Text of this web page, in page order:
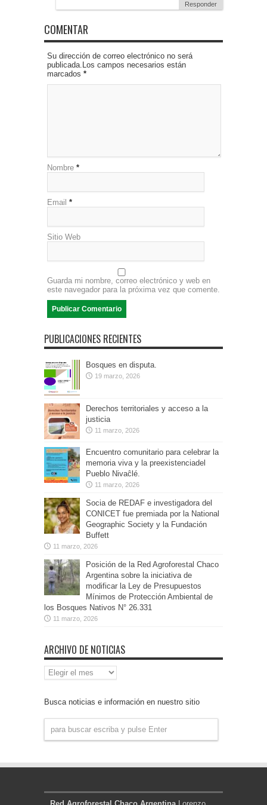
Responder
COMENTAR
Su dirección de correo electrónico no será
publicada.Los campos necesarios están
marcados *
Nombre *
Email *
Sitio Web
Guarda mi nombre, correo electrónico y web en
este navegador para la próxima vez que comente.
PUBLICACIONES RECIENTES
Bosques en disputa.
19 marzo, 2026
Derechos territoriales y acceso a la
justicia
11 marzo, 2026
Encuentro comunitario para celebrar la
memoria viva y la preexistenciadel
Pueblo Nivaĉlé.
11 marzo, 2026
Socia de REDAF e investigadora del
CONICET fue premiada por la National
Geographic Society y la Fundación
Buffett
11 marzo, 2026
Posición de la Red Agroforestal Chaco
Argentina sobre la iniciativa de
modificar la Ley de Presupuestos
Mínimos de Protección Ambiental de
los Bosques Nativos N° 26.331
11 marzo, 2026
ARCHIVO DE NOTICIAS
Archivo
de
Busca noticias e información en nuestro sitio